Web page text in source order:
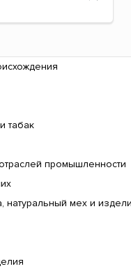
табак
промышленности
мех и